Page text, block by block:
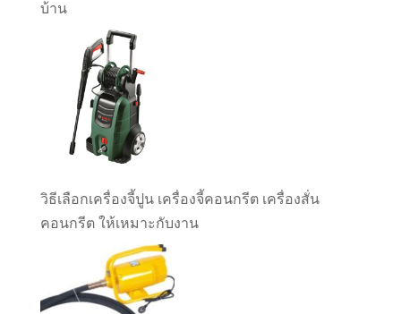
บ้าน
วิธีเลือกเครื่องจี้ปูน เครื่องจี้คอนกรีต เครื่องสั่น
คอนกรีต ให้เหมาะกับงาน